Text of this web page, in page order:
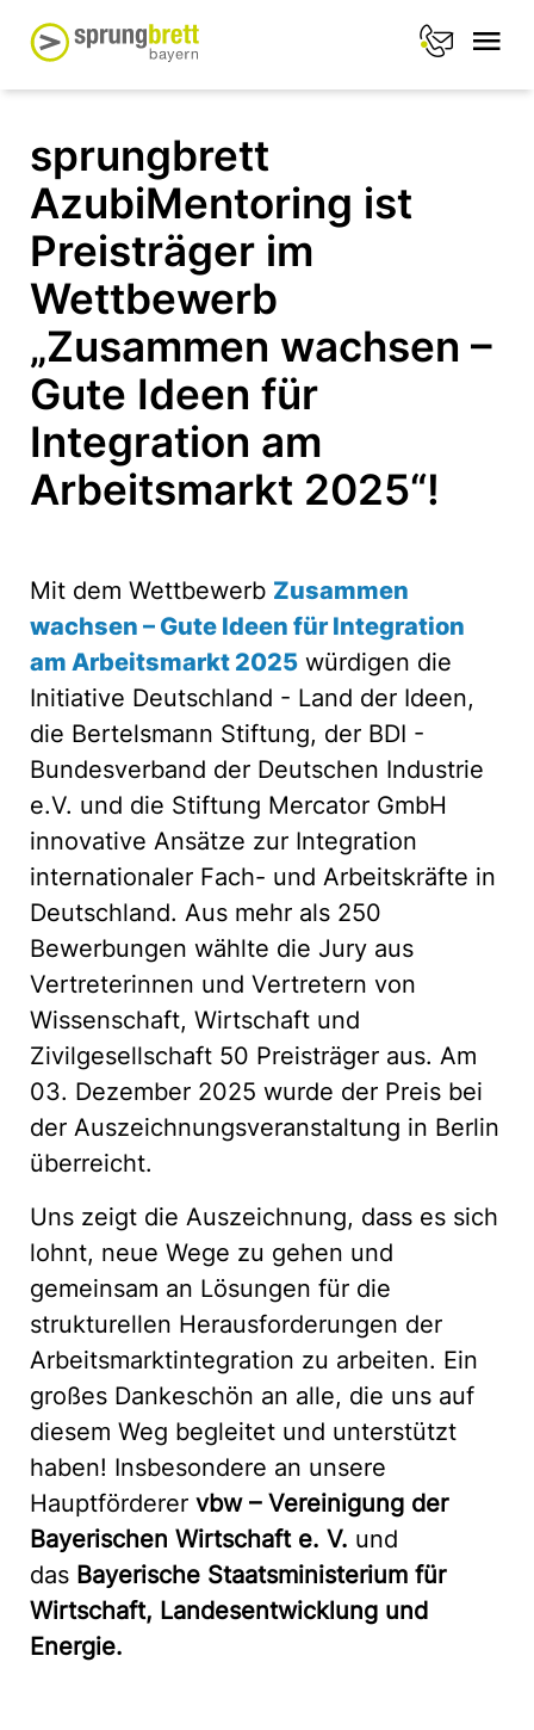
sprungbrett
AzubiMentoring ist
Preisträger im
Wettbewerb
„Zusammen wachsen –
Gute Ideen für
Integration am
Arbeitsmarkt 2025“!
Mit dem Wettbewerb Zusammen
wachsen – Gute Ideen für Integration
am Arbeitsmarkt 2025 würdigen die
Initiative Deutschland - Land der Ideen,
die Bertelsmann Stiftung, der BDI -
Bundesverband der Deutschen Industrie
e.V. und die Stiftung Mercator GmbH
innovative Ansätze zur Integration
internationaler Fach- und Arbeitskräfte in
Deutschland. Aus mehr als 250
Bewerbungen wählte die Jury aus
Vertreterinnen und Vertretern von
Wissenschaft, Wirtschaft und
Zivilgesellschaft 50 Preisträger aus. Am
03. Dezember 2025 wurde der Preis bei
der Auszeichnungsveranstaltung in Berlin
überreicht.
Uns zeigt die Auszeichnung, dass es sich
lohnt, neue Wege zu gehen und
gemeinsam an Lösungen für die
strukturellen Herausforderungen der
Arbeitsmarktintegration zu arbeiten. Ein
großes Dankeschön an alle, die uns auf
diesem Weg begleitet und unterstützt
haben! Insbesondere an unsere
Hauptförderer vbw – Vereinigung der
Bayerischen Wirtschaft e. V. und
das Bayerische Staatsministerium für
Wirtschaft, Landesentwicklung und
Energie.